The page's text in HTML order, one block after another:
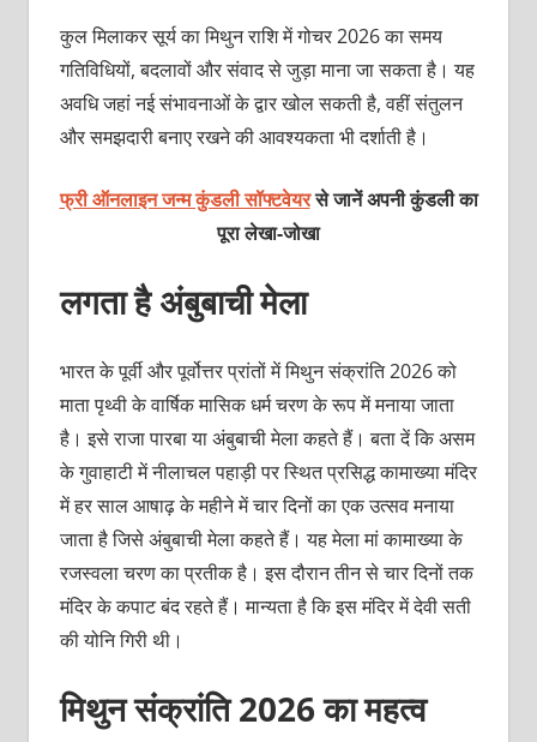
कुल मिलाकर सूर्य का मिथुन राशि में गोचर 2026 का समय
गतिविधियों, बदलावों और संवाद से जुड़ा माना जा सकता है। यह
अवधि जहां नई संभावनाओं के द्वार खोल सकती है, वहीं संतुलन
और समझदारी बनाए रखने की आवश्यकता भी दर्शाती है।
फ्री ऑनलाइन जन्म कुंडली सॉफ्टवेयरसे जानें अपनी कुंडली का
पूरा लेखा-जोखा
लगता है अंबुबाची मेला
भारत के पूर्वी और पूर्वोत्तर प्रांतों में मिथुन संक्रांति 2026 को
माता पृथ्‍वी के वार्षिक मासिक धर्म चरण के रूप में मनाया जाता
है। इसे राजा पारबा या अंबुबाची मेला कहते हैं। बता दें कि असम
के गुवाहाटी में नीलाचल पहाड़ी पर स्थित प्रसिद्ध कामाख्‍या मंदिर
में हर साल आषाढ़ के महीने में चार दिनों का एक उत्‍सव मनाया
जाता है जिसे अंबुबाची मेला कहते हैं। यह मेला मां कामाख्‍या के
रजस्‍वला चरण का प्रतीक है। इस दौरान तीन से चार दिनों तक
मंदिर के कपाट बंद रहते हैं। मान्‍यता है कि इस मंदिर में देवी सती
की योनि गिरी थी।
मिथुन संक्रांति 2026 का महत्व